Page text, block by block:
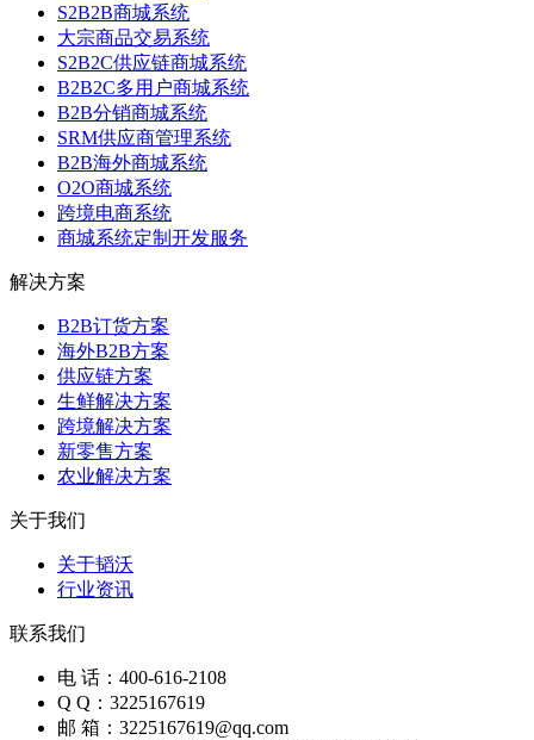
S2B2B商城系统
大宗商品交易系统
S2B2C供应链商城系统
B2B2C多用户商城系统
B2B分销商城系统
SRM供应商管理系统
B2B海外商城系统
O2O商城系统
跨境电商系统
商城系统定制开发服务
解决方案
B2B订货方案
海外B2B方案
供应链方案
生鲜解决方案
跨境解决方案
新零售方案
农业解决方案
关于我们
关于韬沃
行业资讯
联系我们
电 话：400-616-2108
Q Q：3225167619
邮 箱：3225167619@qq.com